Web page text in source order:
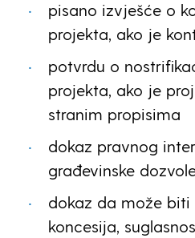
pisano izvješće o
projekta, ako je
potvrdu o
projekta, ako je
stranim propisima
dokaz pravnog
građevinske
dokaz da može biti
koncesija,